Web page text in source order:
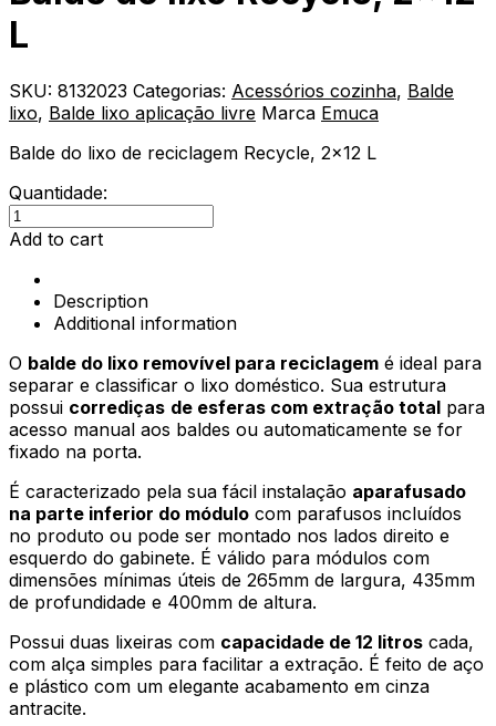
L
SKU: 8132023 Categorias: Acessórios cozinha, Balde
lixo, Balde lixo aplicação livre Marca Emuca
Balde do lixo de reciclagem Recycle, 2×12 L
Quantidade:
Balde
do
Recycle,
2x12
Add to cart
Description
Additional information
O balde do lixo removível para reciclagem é ideal para
separar e classificar o lixo doméstico. Sua estrutura
possui corrediças de esferas com extração total para
acesso manual aos baldes ou automaticamente se for
fixado na porta.
É caracterizado pela sua fácil instalação aparafusado
na parte inferior do módulo com parafusos incluídos
no produto ou pode ser montado nos lados direito e
esquerdo do gabinete. É válido para módulos com
dimensões mínimas úteis de 265mm de largura, 435mm
de profundidade e 400mm de altura.
Possui duas lixeiras com capacidade de 12 litros cada,
com alça simples para facilitar a extração. É feito de aço
e plástico com um elegante acabamento em cinza
antracite.